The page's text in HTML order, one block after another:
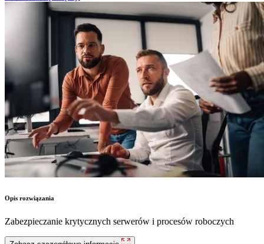
Opis rozwiązania
Zabezpieczanie krytycznych serwerów i procesów roboczych